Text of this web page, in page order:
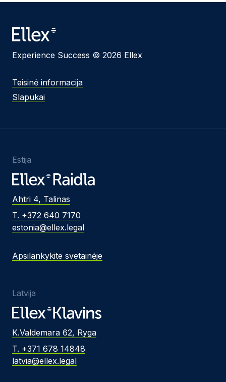
Experience Success © 2026 Ellex
Teisinė informacija
Slapukai
Estija
Ahtri 4, Talinas
T. +372 640 7170
estonia@ellex.legal
Apsilankykite svetainėje
Latvija
K.Valdemara 62, Ryga
T. +371 678 14848
latvia@ellex.legal